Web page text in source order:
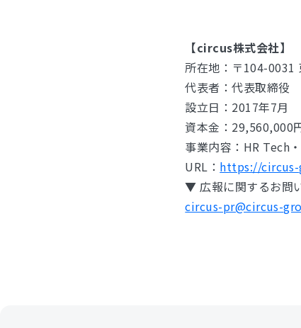
【circus株式会社】
所在地：〒104-0031
代表者：代表取締役
設立日：2017年7月
資本金：29,560,000
事業内容：HR Tech
URL： https://
▼ 広報に関するお問
circus-pr@circus-